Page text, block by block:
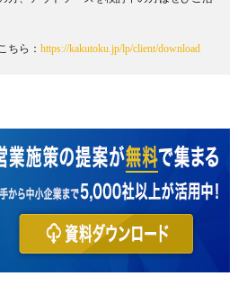
ちら： https://kakutoku.jp/lp/client/download